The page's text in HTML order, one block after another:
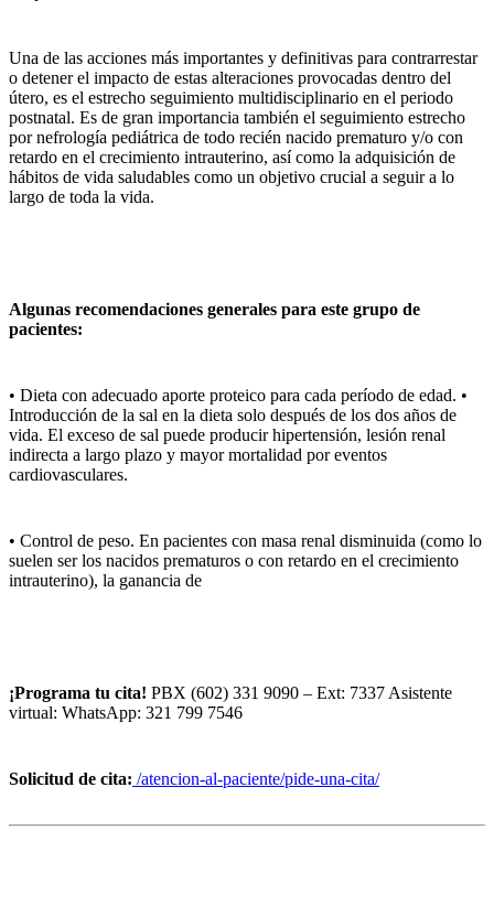
Una de las acciones más importantes y definitivas para contrarrestar
o detener el impacto de estas alteraciones provocadas dentro del
útero, es el estrecho seguimiento multidisciplinario en el periodo
postnatal. Es de gran importancia también el seguimiento estrecho
por nefrología pediátrica de todo recién nacido prematuro y/o con
retardo en el crecimiento intrauterino, así como la adquisición de
hábitos de vida saludables como un objetivo crucial a seguir a lo
largo de toda la vida.
Algunas recomendaciones generales para este grupo de
pacientes:
• Dieta con adecuado aporte proteico para cada período de edad. •
Introducción de la sal en la dieta solo después de los dos años de
vida. El exceso de sal puede producir hipertensión, lesión renal
indirecta a largo plazo y mayor mortalidad por eventos
cardiovasculares.
• Control de peso. En pacientes con masa renal disminuida (como lo
suelen ser los nacidos prematuros o con retardo en el crecimiento
intrauterino), la ganancia de
¡Programa tu cita! PBX (602) 331 9090 – Ext: 7337 Asistente
virtual: WhatsApp: 321 799 7546
Solicitud de cita: /atencion-al-paciente/pide-una-cita/